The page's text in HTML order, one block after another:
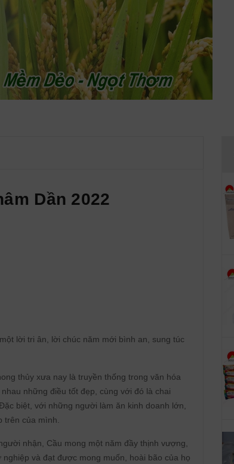
Dần 2022
lời tri ân, lời chúc năm mới bình an, sung túc
thủy xưa nay là truyền thống trong văn hóa
những điều tốt đẹp, cùng với đó là chai
biệt, với những người làm ăn kinh doanh lớn,
trên của mình.
nhận, Cầu mong một năm đầy thịnh vượng,
và đạt được mong muốn, hoài bão của họ